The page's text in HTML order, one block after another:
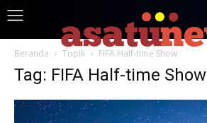
Beranda Topik FIFA Half-time Show
Tag: FIFA Half-time Show